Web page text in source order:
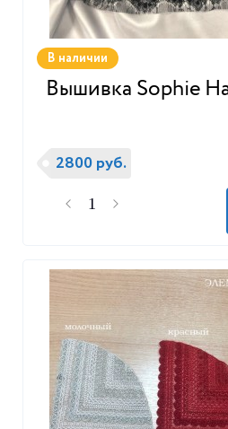
В наличии
Вышивка Sophie
2800 руб.